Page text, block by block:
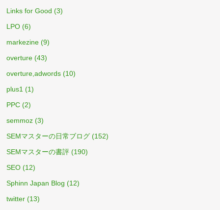
Links for Good (3)
LPO (6)
markezine (9)
overture (43)
overture,adwords (10)
plus1 (1)
PPC (2)
semmoz (3)
SEMマスターの日常ブログ (152)
SEMマスターの書評 (190)
SEO (12)
Sphinn Japan Blog (12)
twitter (13)